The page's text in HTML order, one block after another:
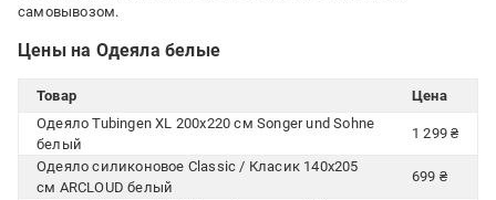
самовывозом.
Цены на Одеяла белые
Товар
Цена
Одеяло Tubingen XL 200x220 см Songer und Sohne
белый
1 299 ₴
Одеяло силиконовое Classic / Класик 140x205
см ARCLOUD белый
699 ₴